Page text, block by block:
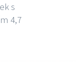
s
4,7